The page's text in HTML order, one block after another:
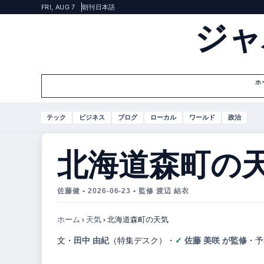
FRI, AUG 7 朝刊 日本語
ジ
ホ
テック ビジネス ブログ ローカル ワールド 政治
北海道森町の
佐藤健 • 2026-06-23 • 監修 渡辺 結衣
ホーム › 天気›北海道森町の天気
文・ 田中 由紀（特集デスク） ・ 佐藤 美咲 が監修 ・